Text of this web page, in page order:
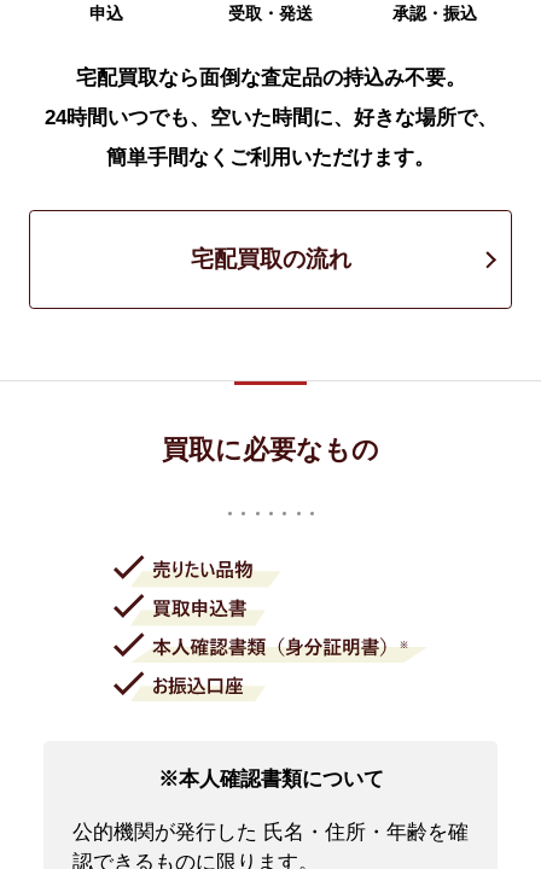
申込 受取・発送 承認・振込
宅配買取なら面倒な査定品の持込み不要。
24時間いつでも、空いた時間に、好きな場所で、
簡単手間なくご利用いただけます。
宅配買取の流れ
買取に必要なもの
※本人確認書類について
公的機関が発行した 氏名・住所・年齢を確
認できるものに限ります。